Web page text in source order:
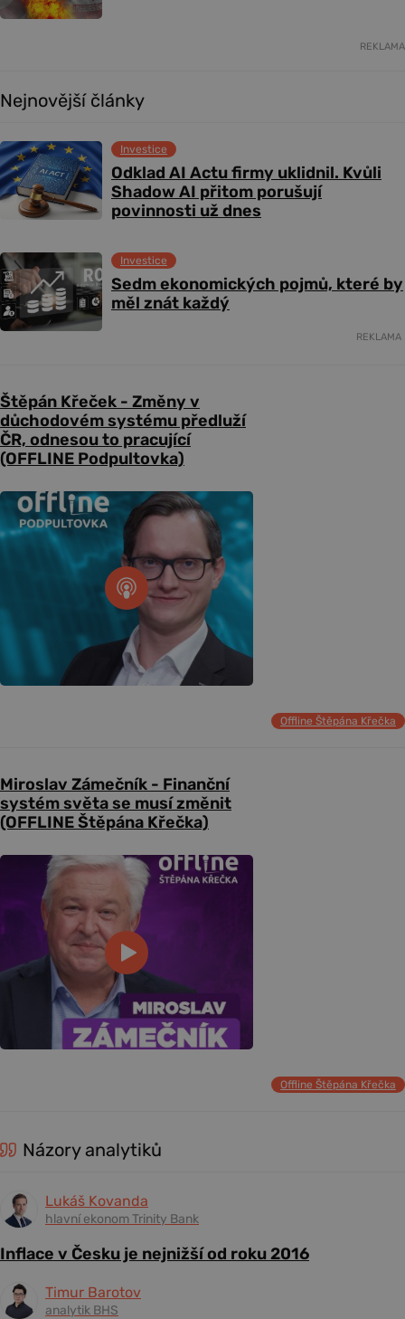
REKLAMA
Nejnovější články
Odklad AI Actu firmy uklidnil. Kvůli
Shadow AI přitom porušují
povinnosti už dnes
Investice
Sedm ekonomických pojmů, které by
měl znát každý
Investice
REKLAMA
Štěpán Křeček - Změny v
důchodovém systému předluží
ČR, odnesou to pracující
(OFFLINE Podpultovka)
Offline Štěpána Křečka
Miroslav Zámečník - Finanční
systém světa se musí změnit
(OFFLINE Štěpána Křečka)
Offline Štěpána Křečka
Názory analytiků
Lukáš Kovanda
hlavní ekonom Trinity Bank
Inflace v Česku je nejnižší od roku 2016
Timur Barotov
analytik BHS